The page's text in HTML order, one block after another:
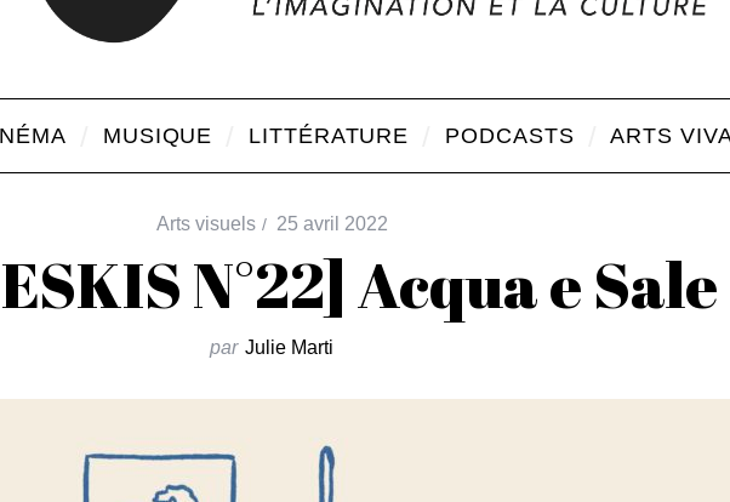
MUSIQUE LITTÉRATURE PODCASTS ARTS
Arts visuels 25 avril 2022
N°22] Acqua e Sale
par Julie Marti